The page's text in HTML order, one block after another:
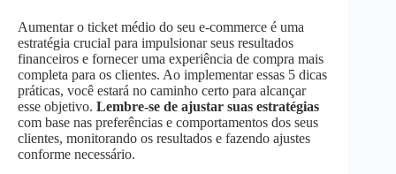
Aumentar o ticket médio do seu e-commerce é uma
estratégia crucial para impulsionar seus resultados
financeiros e fornecer uma experiência de compra mais
completa para os clientes. Ao implementar essas 5 dicas
práticas, você estará no caminho certo para alcançar
esse objetivo. Lembre-se de ajustar suas estratégias
com base nas preferências e comportamentos dos seus
clientes, monitorando os resultados e fazendo ajustes
conforme necessário.